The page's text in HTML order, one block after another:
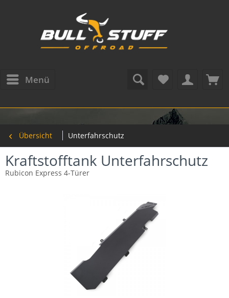
Menü
Übersicht Unterfahrschutz
Kraftstofftank Unterfahrschutz
Rubicon Express 4-Türer